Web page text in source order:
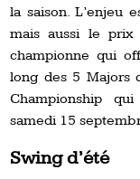
la saison. L’enjeu
mais aussi le prix
championne qui
long des 5 Majors
Championship
samedi 15
Swing d’été